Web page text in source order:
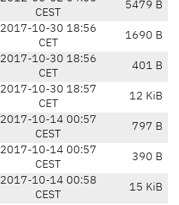
CEST
5479 B
2017-10-30 18:56
CET
1690 B
2017-10-30 18:56
CET
401 B
2017-10-30 18:57
CET
12 KiB
2017-10-14 00:57
CEST
797 B
2017-10-14 00:57
CEST
390 B
2017-10-14 00:58
CEST
15 KiB